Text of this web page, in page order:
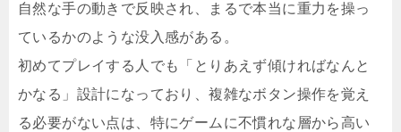
自然な手の動きで反映され、まるで本当に重力を操っ
ているかのような没入感がある。
初めてプレイする人でも「とりあえず傾ければなんと
かなる」設計になっており、複雑なボタン操作を覚え
る必要がない点は、特にゲームに不慣れな層から高い